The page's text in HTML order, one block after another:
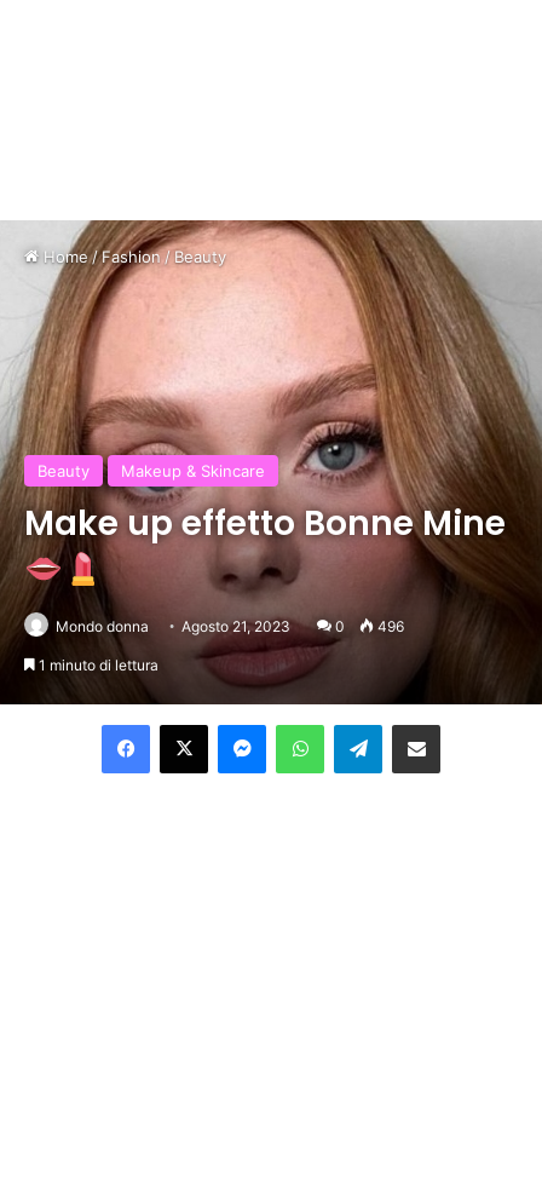
Home /Fashion / Beauty
Beauty Makeup & Skincare
Make up effetto Bonne Mine
Mondo donna Agosto 21, 2023 0 496
1 minuto di lettura
Facebook
X MessengerWhatsAppTelegramCondividi per email